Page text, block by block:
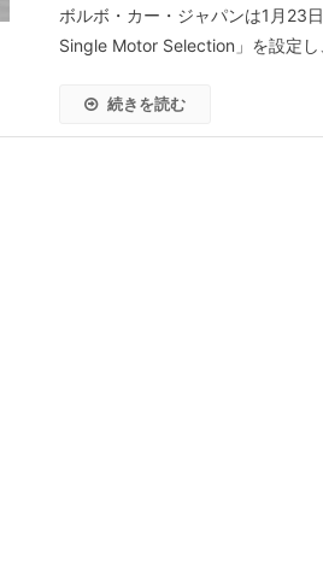
ボルボ・カー・ジャパンは1月23
Single Motor Selection」を設定
続きを読む